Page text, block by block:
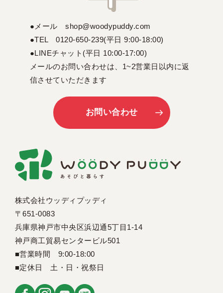
株式会社ウッディプッディ
〒651-0083
兵庫県神戸市中央区浜辺通5丁目1-14
神戸商工貿易センタービル501
■営業時間 9:00-18:00
■定休日 土・日・祝祭日
●メール shop@woodypuddy.com
●TEL 0120-650-239(平日 9:00-18:00)
●LINEチャット(平日 10:00-17:00)
メールのお問い合わせは、1~2営業日以内に返
信させていただきます
お問い合わせ